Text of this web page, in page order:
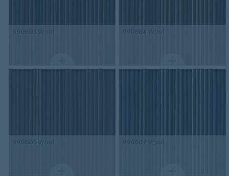
990603 Wool 990604 Wool
990605 Wool 990602 Wool